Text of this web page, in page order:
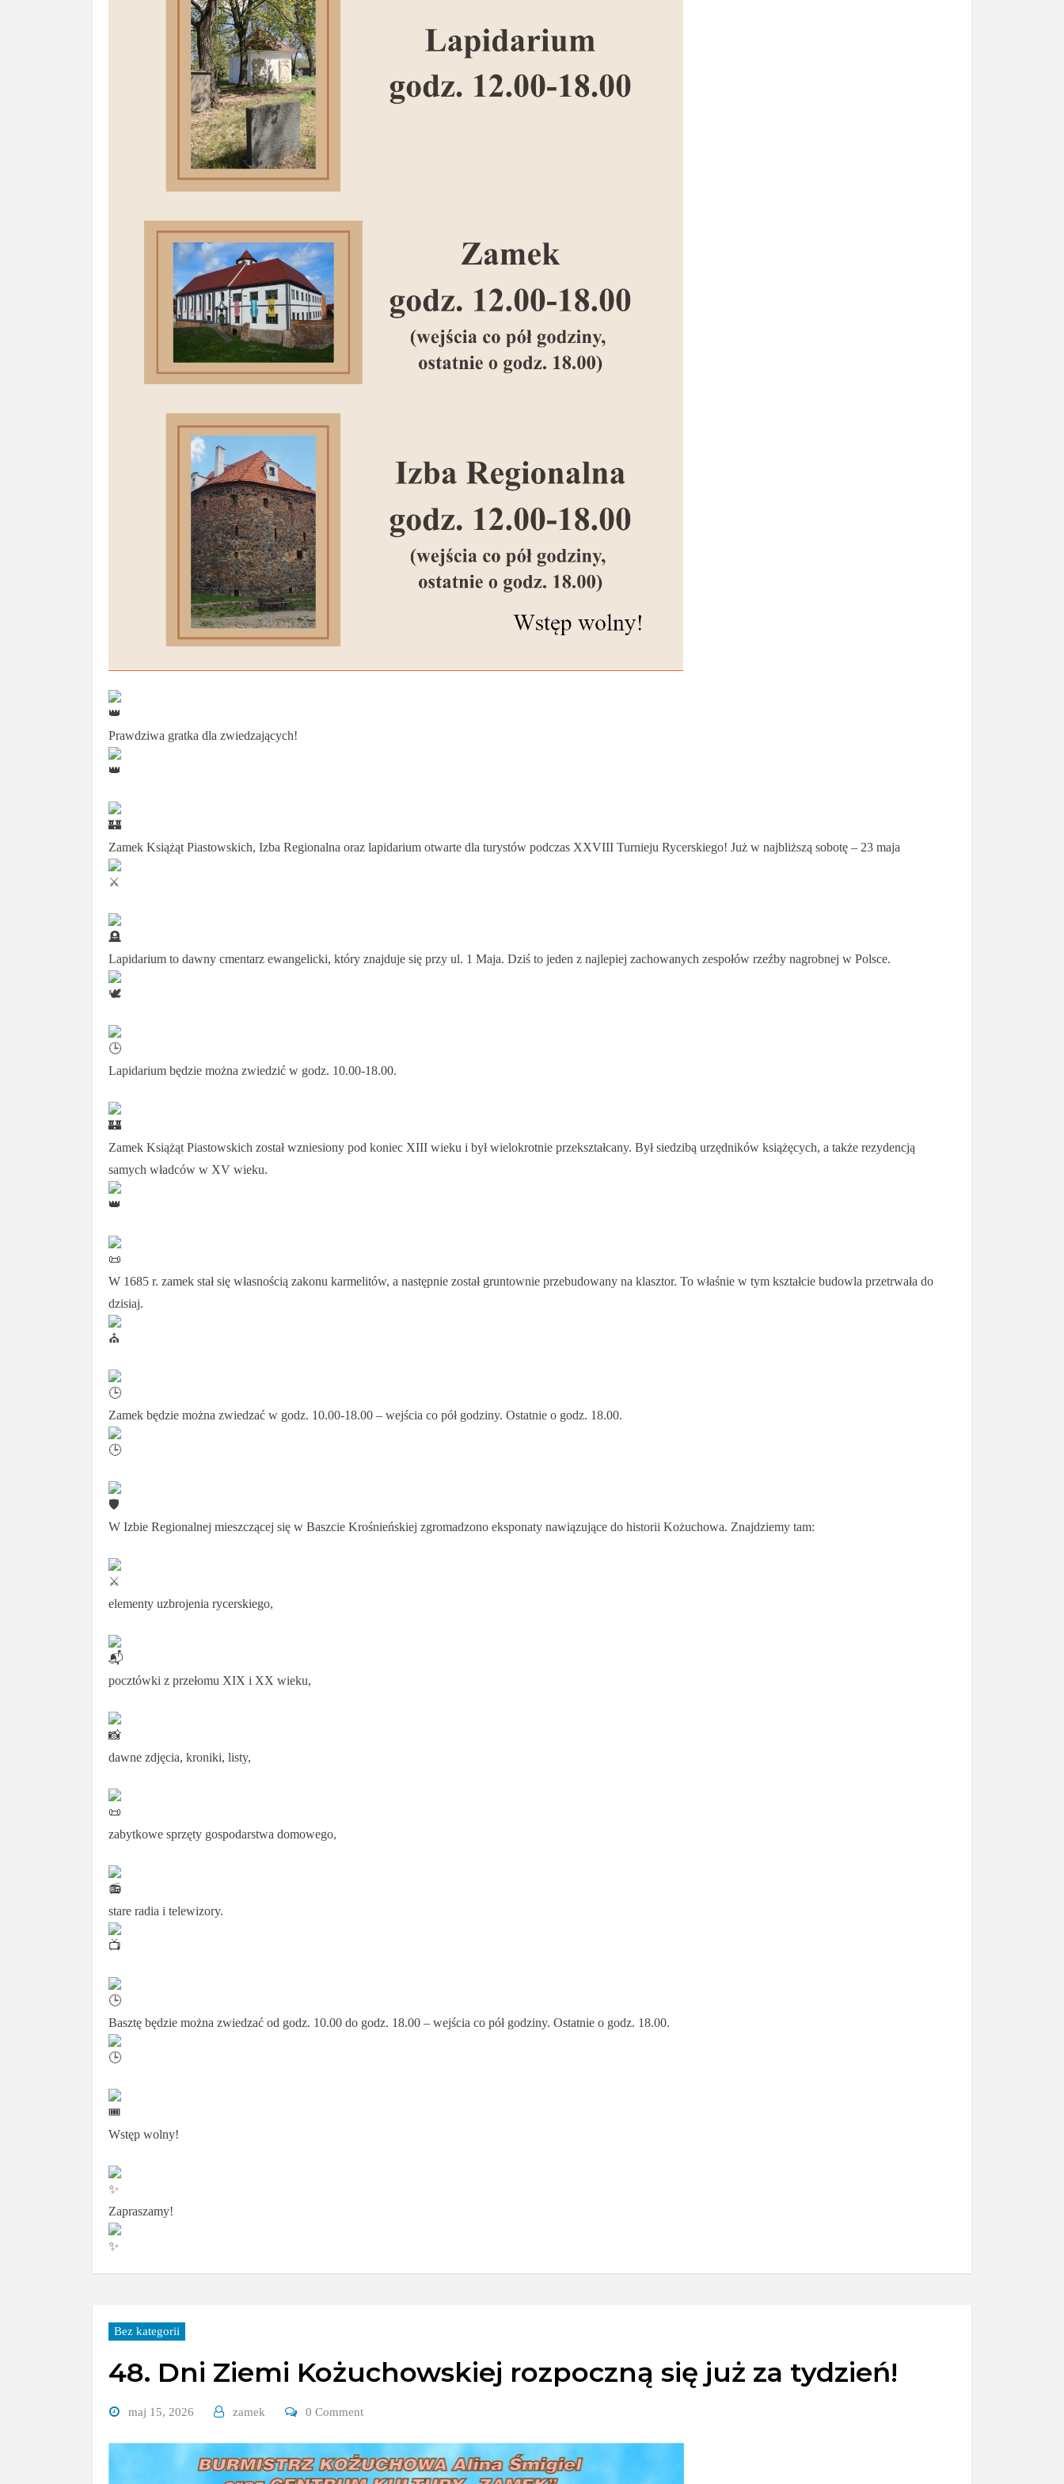
Prawdziwa gratka dla zwiedzających!
Zamek Książąt Piastowskich, Izba Regionalna oraz lapidarium otwarte dla turystów podczas XXVIII Turnieju Rycerskiego! Już w najbliższą sobotę – 23 maja
Lapidarium to dawny cmentarz ewangelicki, który znajduje się przy ul. 1 Maja. Dziś to jeden z najlepiej zachowanych zespołów rzeźby nagrobnej w Polsce.
Lapidarium będzie można zwiedzić w godz. 10.00-18.00.
Zamek Książąt Piastowskich został wzniesiony pod koniec XIII wieku i był wielokrotnie przekształcany. Był siedzibą urzędników książęcych, a także rezydencją
samych władców w XV wieku.
W 1685 r. zamek stał się własnością zakonu karmelitów, a następnie został gruntownie przebudowany na klasztor. To właśnie w tym kształcie budowla przetrwała do
dzisiaj.
Zamek będzie można zwiedzać w godz. 10.00-18.00 – wejścia co pół godziny. Ostatnie o godz. 18.00.
W Izbie Regionalnej mieszczącej się w Baszcie Krośnieńskiej zgromadzono eksponaty nawiązujące do historii Kożuchowa. Znajdziemy tam:
elementy uzbrojenia rycerskiego,
pocztówki z przełomu XIX i XX wieku,
dawne zdjęcia, kroniki, listy,
zabytkowe sprzęty gospodarstwa domowego,
stare radia i telewizory.
Basztę będzie można zwiedzać od godz. 10.00 do godz. 18.00 – wejścia co pół godziny. Ostatnie o godz. 18.00.
Wstęp wolny!
Zapraszamy!
Bez kategorii
48. Dni Ziemi Kożuchowskiej rozpoczną się już za tydzień!
maj 15, 2026 zamek 0 Comment